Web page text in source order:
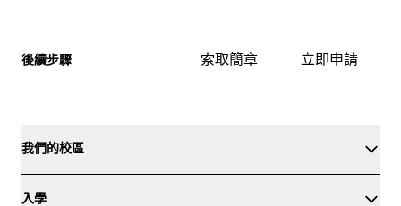
後續步驟 索取簡章 立即申請
我們的校區
入學